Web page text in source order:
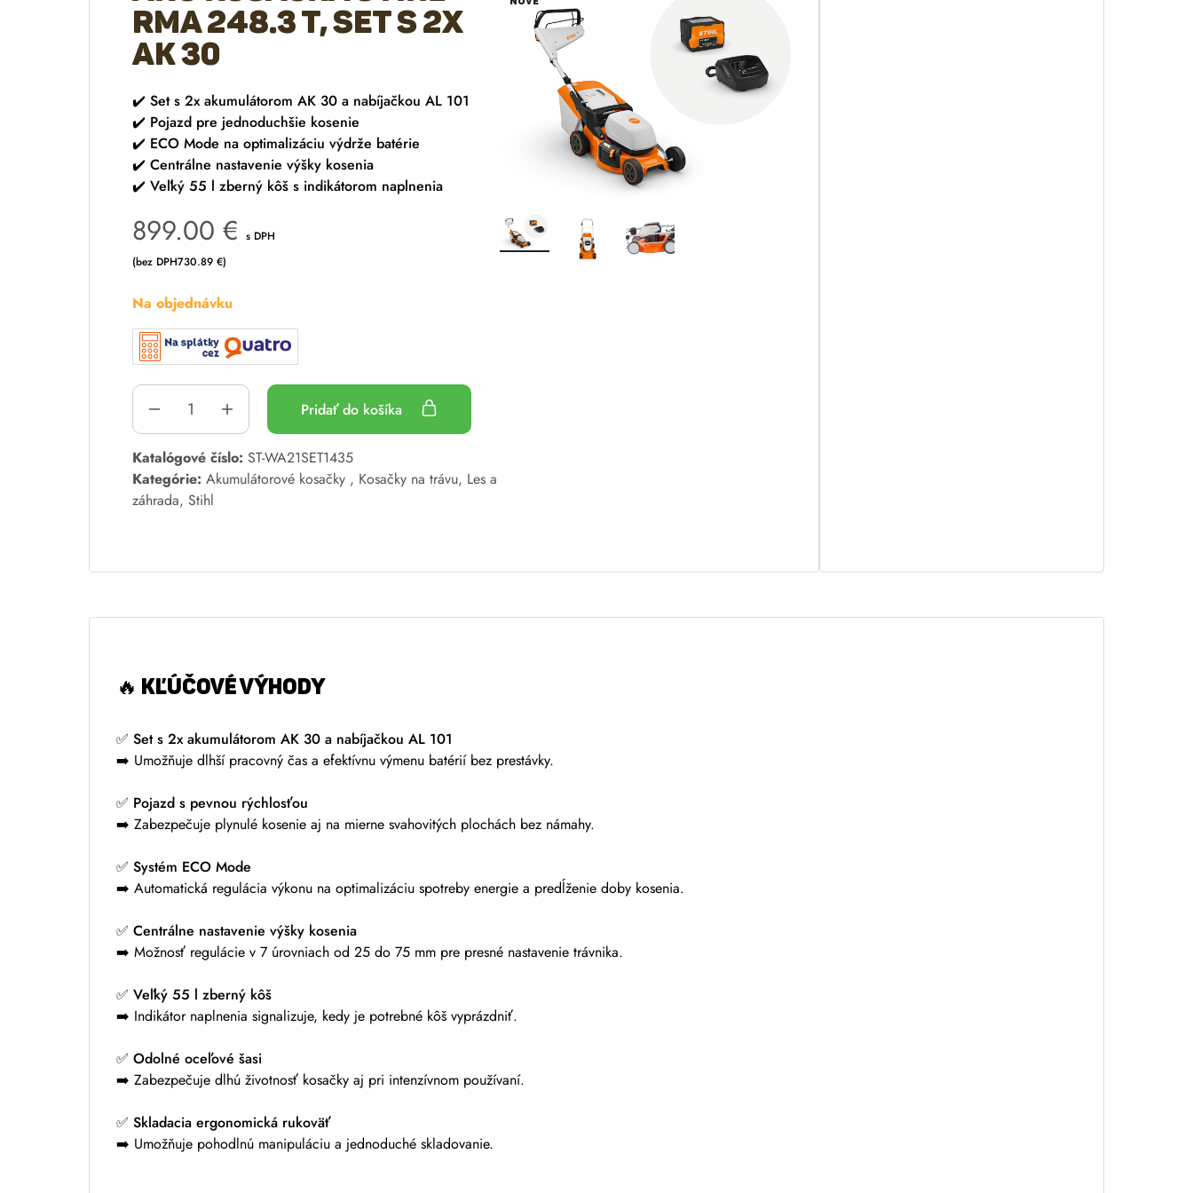
RMA 248.3 T, set s 2x
AK 30
✔️ Set s 2x akumulátorom AK 30 a nabíjačkou AL 101
✔️ Pojazd pre jednoduchšie kosenie
✔️ ECO Mode na optimalizáciu výdrže batérie
✔️ Centrálne nastavenie výšky kosenia
✔️ Veľký 55 l zberný kôš s indikátorom naplnenia
899.00 € s DPH
(bez DPH730.89 €)
Na objednávku
Pridať do košíka
A
l
t
:
Katalógové číslo: ST-WA21SET1435
Kategórie: Akumulátorové kosačky , Kosačky na trávu, Les a
záhrada, Stihl
🔥 KĽÚČOVÉ VÝHODY
✅ Set s 2x akumulátorom AK 30 a nabíjačkou AL 101
➡️ Umožňuje dlhší pracovný čas a efektívnu výmenu batérií bez prestávky.
✅ Pojazd s pevnou rýchlosťou
➡️ Zabezpečuje plynulé kosenie aj na mierne svahovitých plochách bez námahy.
✅ Systém ECO Mode
➡️ Automatická regulácia výkonu na optimalizáciu spotreby energie a predĺženie doby kosenia.
✅ Centrálne nastavenie výšky kosenia
➡️ Možnosť regulácie v 7 úrovniach od 25 do 75 mm pre presné nastavenie trávnika.
✅ Veľký 55 l zberný kôš
➡️ Indikátor naplnenia signalizuje, kedy je potrebné kôš vyprázdniť.
✅ Odolné oceľové šasi
➡️ Zabezpečuje dlhú životnosť kosačky aj pri intenzívnom používaní.
✅ Skladacia ergonomická rukoväť
➡️ Umožňuje pohodlnú manipuláciu a jednoduché skladovanie.